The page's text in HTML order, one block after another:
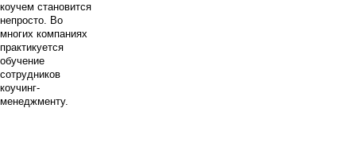
коучем становится
непросто. Во
многих компаниях
практикуется
обучение
сотрудников
коучинг-
менеджменту.